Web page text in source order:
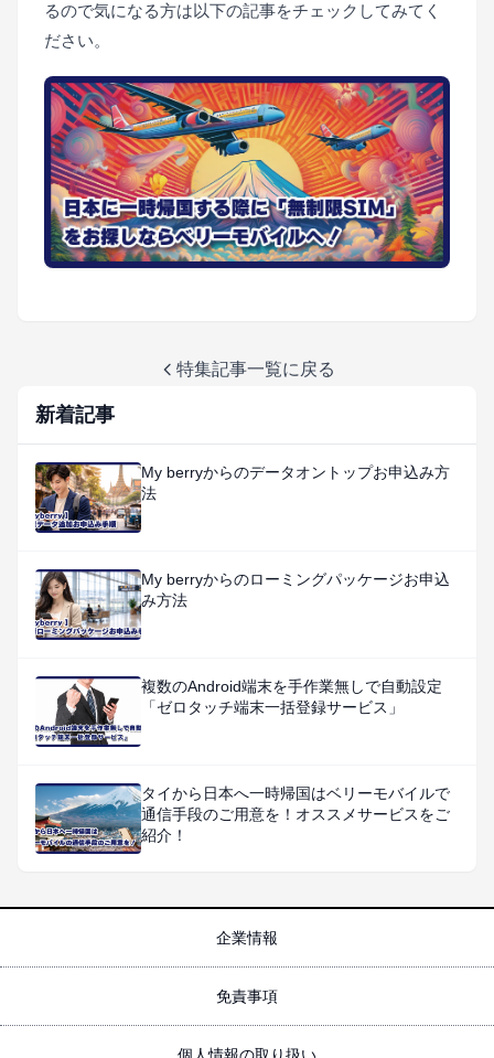
るので気になる方は以下の記事をチェックしてみてく
ださい。
特集記事一覧に戻る
新着記事
My berryからのデータオントップお申込み方
法
My berryからのローミングパッケージお申込
み方法
複数のAndroid端末を手作業無しで自動設定
「ゼロタッチ端末一括登録サービス」
タイから日本へ一時帰国はベリーモバイルで
通信手段のご用意を！オススメサービスをご
紹介！
企業情報
免責事項
個人情報の取り扱い